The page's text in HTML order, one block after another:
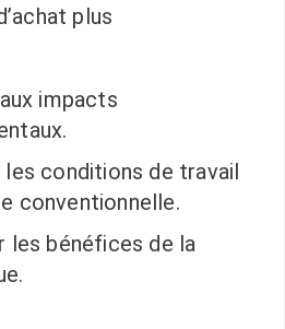
plus
impacts
les conditions de travail
conventionnelle.
les bénéfices de la